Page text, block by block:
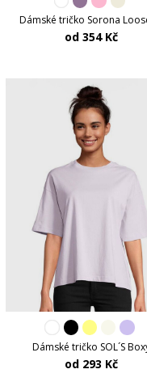
Dámské tričko Sorona
od 354 Kč
Dámské tričko SOL´S
od 293 Kč